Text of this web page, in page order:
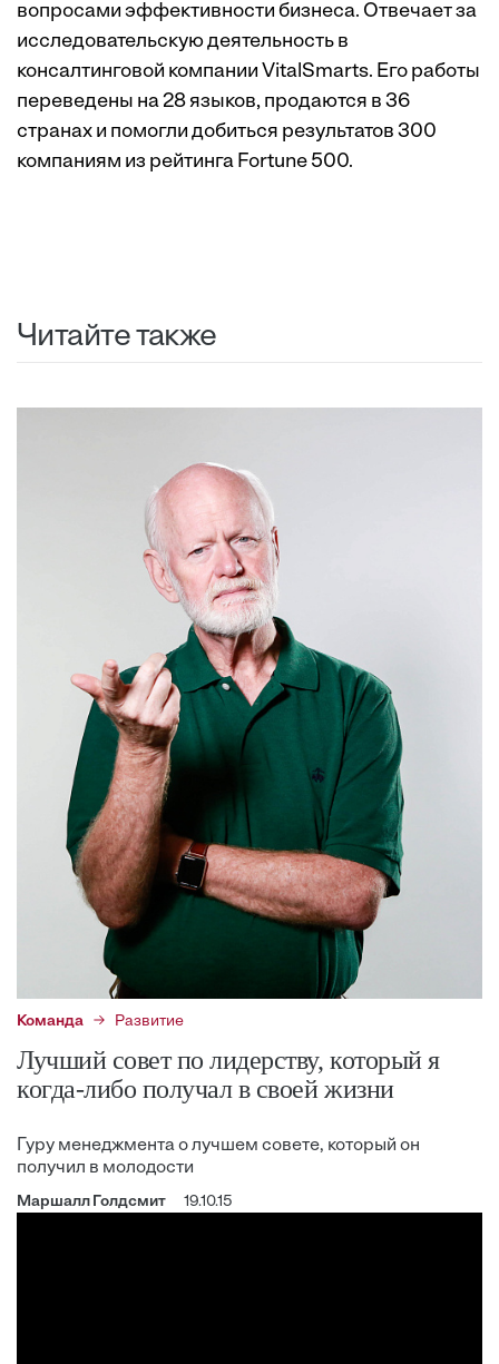
вопросами эффективности бизнеса. Отвечает за
исследовательскую деятельность в
консалтинговой компании VitalSmarts. Его работы
переведены на 28 языков, продаются в 36
странах и помогли добиться результатов 300
компаниям из рейтинга Fortune 500.
Читайте также
Команда Развитие
Лучший совет по лидерству, который я
когда-либо получал в своей жизни
Гуру менеджмента о лучшем совете, который он
получил в молодости
Маршалл Голдсмит 19.10.15